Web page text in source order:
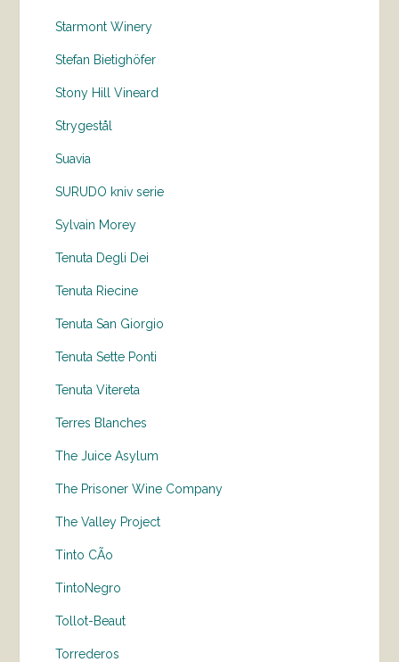
Starmont Winery
Stefan Bietighöfer
Stony Hill Vineard
Strygestål
Suavia
SURUDO kniv serie
Sylvain Morey
Tenuta Degli Dei
Tenuta Riecine
Tenuta San Giorgio
Tenuta Sette Ponti
Tenuta Vitereta
Terres Blanches
The Juice Asylum
The Prisoner Wine Company
The Valley Project
Tinto CÃo
TintoNegro
Tollot-Beaut
Torrederos